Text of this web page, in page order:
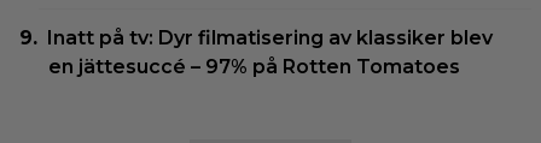
Inatt på tv: Dyr filmatisering av klassiker blev
en jättesuccé – 97% på Rotten Tomatoes